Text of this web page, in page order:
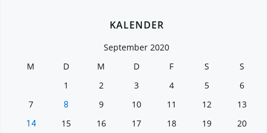
KALENDER
September 2020
M
D M D F S
S
1
2 3 4 5
6
7
8 9 10 11 12 13
14 15 16 17 18 19
20